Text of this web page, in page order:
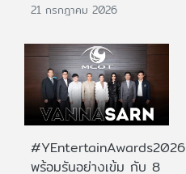
21 กรกฎาคม 2026
#YEntertainAwards2026
พร้อมรันอย่างเข้ม กับ 8